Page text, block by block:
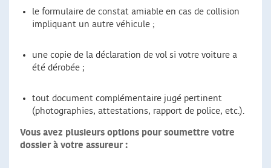
le formulaire de constat amiable en cas de collision
impliquant un autre véhicule ;
une copie de la déclaration de vol si votre voiture a
été dérobée ;
tout document complémentaire jugé pertinent
(photographies, attestations, rapport de police, etc.).
Vous avez plusieurs options pour soumettre votre
dossier à votre assureur :